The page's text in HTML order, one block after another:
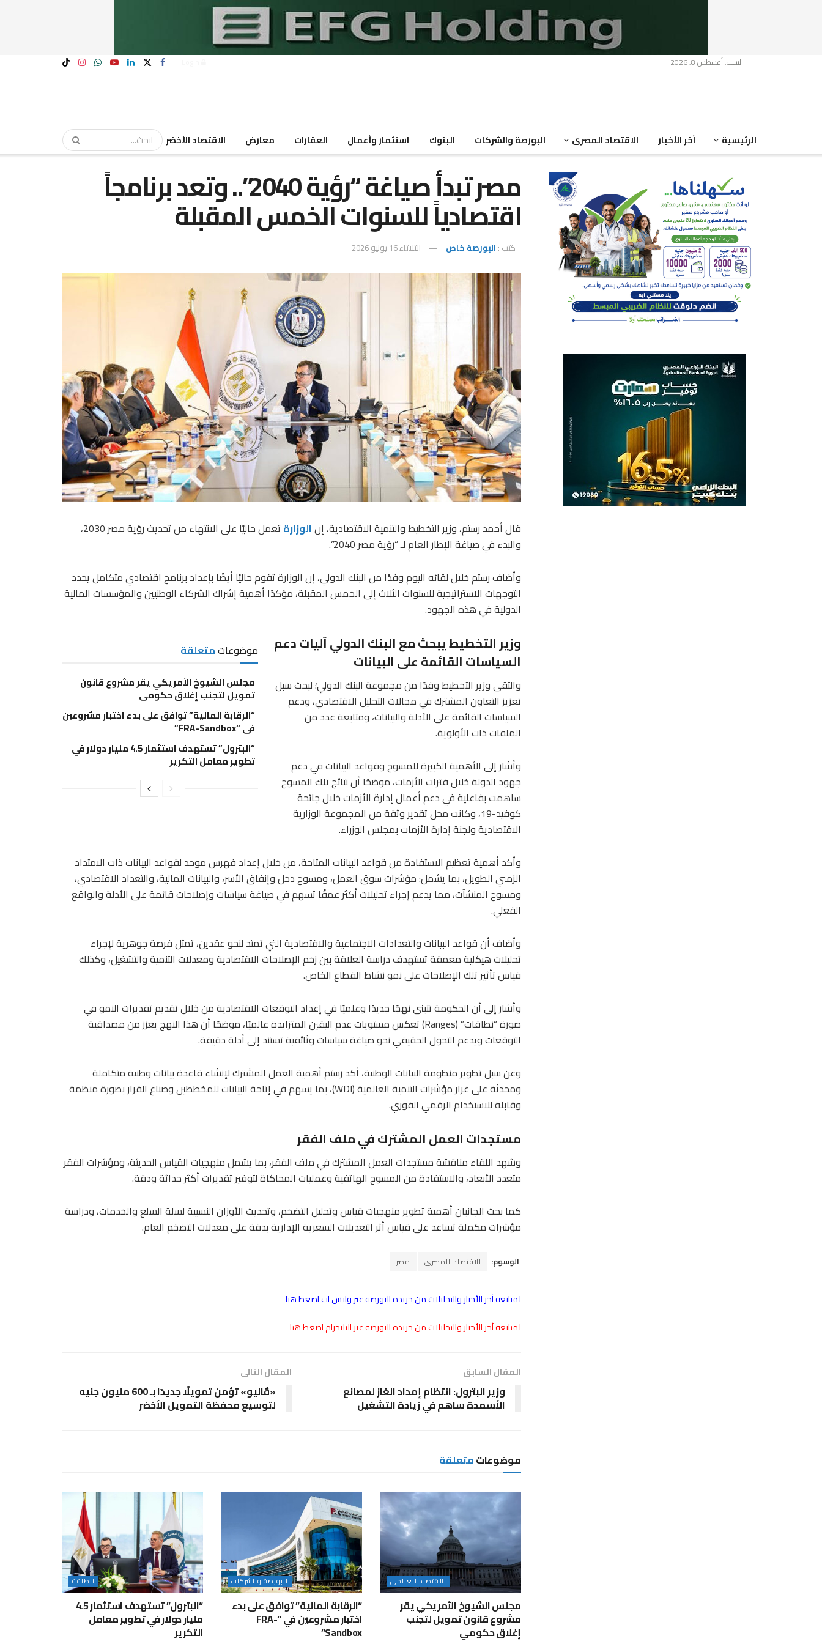
السبت, أغسطس 8, 2026
الرئيسية آخر الأخبار الاقتصاد المصرى البورصة والشركات البنوك استثمار وأعمال العقارات معارض الاقتصاد الأخضر
مصر تبدأ صياغة “رؤية 2040”.. وتعد برنامجاً
اقتصادياً للسنوات الخمس المقبلة
كتب : البورصة خاص الثلاثاء 16 يونيو 2026
قال أحمد رستم، وزير التخطيط والتنمية الاقتصادية، إنالوزارة
تعمل حاليًا على الانتهاء من تحديث رؤية مصر 2030،
والبدء في صياغة الإطار العام لـ “رؤية مصر 2040”.
وأضاف رستم خلال لقائه اليوم وفدًا من البنك الدولي، إن الوزارة تقوم حاليًا أيضًا بإعداد برنامج اقتصادي متكامل يحدد
التوجهات الاستراتيجية للسنوات الثلاث إلى الخمس المقبلة، مؤكدًا أهمية إشراك الشركاء الوطنيين والمؤسسات المالية
الدولية في هذه الجهود.
موضوعاتمتعلقة
مجلس الشيوخ الأمريكي يقر مشروع قانون
تمويل لتجنب إغلاق حكومي
“الرقابة المالية” توافق على بدء اختبار مشروعين
في “FRA-Sandbox”
“البترول” تستهدف استثمار 4.5 مليار دولار في
تطوير معامل التكرير
وزير التخطيط يبحث مع البنك الدولي آليات دعم
السياسات القائمة على البيانات
والتقى وزير التخطيط وفدًا من مجموعة البنك الدولي؛ لبحث سبل
تعزيز التعاون المشترك في مجالات التحليل الاقتصادي، ودعم
السياسات القائمة على الأدلة والبيانات، ومتابعة عدد من
الملفات ذات الأولوية.
وأشار إلى الأهمية الكبيرة للمسوح وقواعد البيانات في دعم
جهود الدولة خلال فترات الأزمات، موضحًا أن نتائج تلك المسوح
ساهمت بفاعلية في دعم أعمال إدارة الأزمات خلال جائحة
كوفيد-19، وكانت محل تقدير وثقة من المجموعة الوزارية
الاقتصادية ولجنة إدارة الأزمات بمجلس الوزراء.
وأكد أهمية تعظيم الاستفادة من قواعد البيانات المتاحة، من خلال إعداد فهرس موحد لقواعد البيانات ذات الامتداد
الزمني الطويل، بما يشمل: مؤشرات سوق العمل، ومسوح دخل وإنفاق الأسر، والبيانات المالية، والتعداد الاقتصادي،
ومسوح المنشآت، مما يدعم إجراء تحليلات أكثر عمقًا تسهم في صياغة سياسات وإصلاحات قائمة على الأدلة والواقع
الفعلي.
وأضاف أن قواعد البيانات والتعدادات الاجتماعية والاقتصادية التي تمتد لنحو عقدين، تمثل فرصة جوهرية لإجراء
تحليلات هيكلية معمقة تستهدف دراسة العلاقة بين زخم الإصلاحات الاقتصادية ومعدلات التنمية والتشغيل، وكذلك
قياس تأثير تلك الإصلاحات على نمو نشاط القطاع الخاص.
وأشار إلى أن الحكومة تتبنى نهجًا جديدًا وعلميًا في إعداد التوقعات الاقتصادية من خلال تقديم تقديرات النمو في
صورة “نطاقات” (Ranges) تعكس مستويات عدم اليقين المتزايدة عالميًا، موضحًا أن هذا النهج يعزز من مصداقية
التوقعات ويدعم التحول الحقيقي نحو صياغة سياسات وثائقية تستند إلى أدلة دقيقة.
وعن سبل تطوير منظومة البيانات الوطنية، أكد رستم أهمية العمل المشترك لإنشاء قاعدة بيانات وطنية متكاملة
ومحدثة على غرار مؤشرات التنمية العالمية (WDI)، بما يسهم في إتاحة البيانات للمخططين وصناع القرار بصورة منظمة
وقابلة للاستخدام الرقمي الفوري.
مستجدات العمل المشترك في ملف الفقر
وشهد اللقاء مناقشة مستجدات العمل المشترك في ملف الفقر، بما يشمل منهجيات القياس الحديثة، ومؤشرات الفقر
متعدد الأبعاد، والاستفادة من المسوح الهاتفية وعمليات المحاكاة لتوفير تقديرات أكثر حداثة ودقة.
كما بحث الجانبان أهمية تطوير منهجيات قياس وتحليل التضخم، وتحديث الأوزان النسبية لسلة السلع والخدمات، ودراسة
مؤشرات مكملة تساعد على قياس أثر التعديلات السعرية الإدارية بدقة على معدلات التضخم العام.
الوسوم: الاقتصاد المصرى مصر
لمتابعة أخر الأخبار والتحليلات من جريدة البورصة عبر واتس اب اضغط هنا
لمتابعة أخر الأخبار والتحليلات من جريدة البورصة عبر التليجرام اضغط هنا
المقال السابق
وزير البترول: انتظام إمداد الغاز لمصانع
الأسمدة ساهم في زيادة التشغيل
المقال التالى
«ڤاليو» تؤمن تمويلًا جديدًا بـ 600 مليون جنيه
لتوسيع محفظة التمويل الأخضر
موضوعاتمتعلقة
الاقتصاد العالمى
مجلس الشيوخ الأمريكي يقر
مشروع قانون تمويل لتجنب
إغلاق حكومي
البورصة والشركات
“الرقابة المالية” توافق على بدء
اختبار مشروعين في “FRA-
Sandbox”
الطاقة
“البترول” تستهدف استثمار 4.5
مليار دولار في تطوير معامل
التكرير